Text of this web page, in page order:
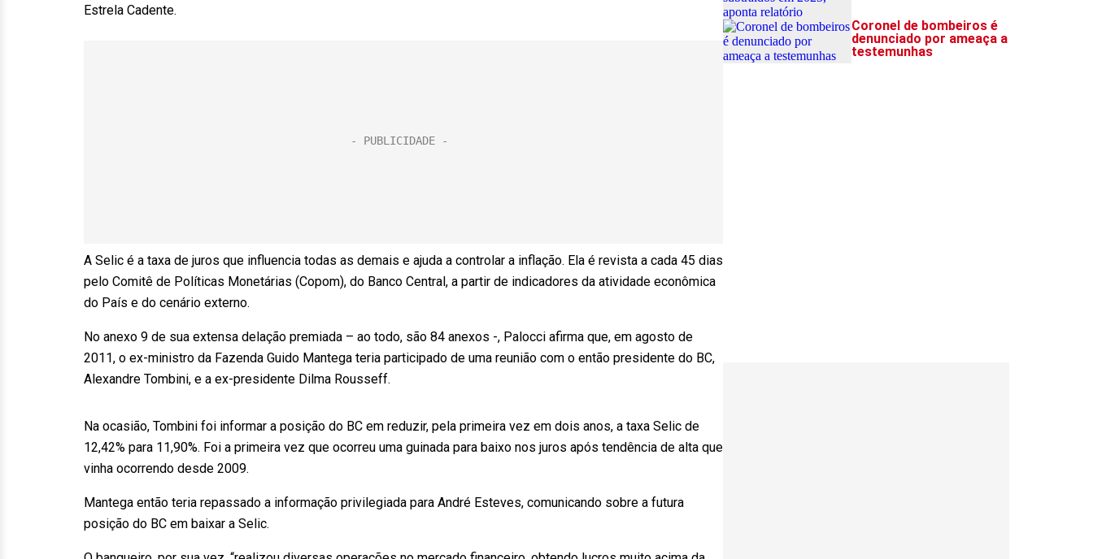
Estrela Cadente.
A Selic é a taxa de juros que influencia todas as demais e ajuda a controlar a inflação. Ela é revista a cada 45 dias
pelo Comitê de Políticas Monetárias (Copom), do Banco Central, a partir de indicadores da atividade econômica
do País e do cenário externo.
No anexo 9 de sua extensa delação premiada – ao todo, são 84 anexos -, Palocci afirma que, em agosto de
2011, o ex-ministro da Fazenda Guido Mantega teria participado de uma reunião com o então presidente do BC,
Alexandre Tombini, e a ex-presidente Dilma Rousseff.
Na ocasião, Tombini foi informar a posição do BC em reduzir, pela primeira vez em dois anos, a taxa Selic de
12,42% para 11,90%. Foi a primeira vez que ocorreu uma guinada para baixo nos juros após tendência de alta que
vinha ocorrendo desde 2009.
Mantega então teria repassado a informação privilegiada para André Esteves, comunicando sobre a futura
posição do BC em baixar a Selic.